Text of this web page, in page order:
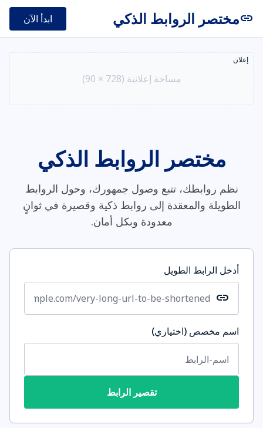
linkمختصر الروابط الذكي ابدأ الآن
إعلان
مساحة إعلانية (728 × 90)
مختصر الروابط الذكي
نظم روابطك، تتبع وصول جمهورك، وحول الروابط
الطويلة والمعقدة إلى روابط ذكية وقصيرة في ثوانٍ
معدودة وبكل أمان.
أدخل الرابط الطويل
link
اسم مخصص (اختياري)
تقصير الرابط